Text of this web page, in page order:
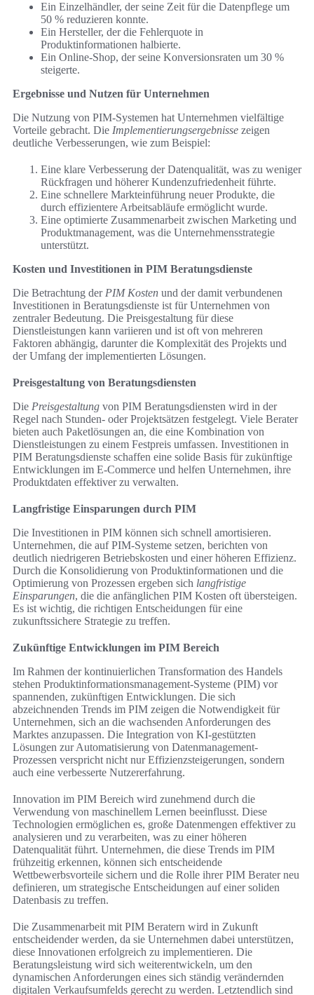
Ein Einzelhändler, der seine Zeit für die Datenpflege um
50 % reduzieren konnte.
Ein Hersteller, der die Fehlerquote in
Produktinformationen halbierte.
Ein Online-Shop, der seine Konversionsraten um 30 %
steigerte.
Ergebnisse und Nutzen für Unternehmen
Die Nutzung von PIM-Systemen hat Unternehmen vielfältige
Vorteile gebracht. Die Implementierungsergebnisse zeigen
deutliche Verbesserungen, wie zum Beispiel:
Eine klare Verbesserung der Datenqualität, was zu weniger
Rückfragen und höherer Kundenzufriedenheit führte.
Eine schnellere Markteinführung neuer Produkte, die
durch effizientere Arbeitsabläufe ermöglicht wurde.
Eine optimierte Zusammenarbeit zwischen Marketing und
Produktmanagement, was die Unternehmensstrategie
unterstützt.
Kosten und Investitionen in PIM Beratungsdienste
Die Betrachtung der PIM Kosten und der damit verbundenen
Investitionen in Beratungsdienste ist für Unternehmen von
zentraler Bedeutung. Die Preisgestaltung für diese
Dienstleistungen kann variieren und ist oft von mehreren
Faktoren abhängig, darunter die Komplexität des Projekts und
der Umfang der implementierten Lösungen.
Preisgestaltung von Beratungsdiensten
Die Preisgestaltung von PIM Beratungsdiensten wird in der
Regel nach Stunden- oder Projektsätzen festgelegt. Viele Berater
bieten auch Paketlösungen an, die eine Kombination von
Dienstleistungen zu einem Festpreis umfassen. Investitionen in
PIM Beratungsdienste schaffen eine solide Basis für zukünftige
Entwicklungen im E-Commerce und helfen Unternehmen, ihre
Produktdaten effektiver zu verwalten.
Langfristige Einsparungen durch PIM
Die Investitionen in PIM können sich schnell amortisieren.
Unternehmen, die auf PIM-Systeme setzen, berichten von
deutlich niedrigeren Betriebskosten und einer höheren Effizienz.
Durch die Konsolidierung von Produktinformationen und die
Optimierung von Prozessen ergeben sich langfristige
Einsparungen, die die anfänglichen PIM Kosten oft übersteigen.
Es ist wichtig, die richtigen Entscheidungen für eine
zukunftssichere Strategie zu treffen.
Zukünftige Entwicklungen im PIM Bereich
Im Rahmen der kontinuierlichen Transformation des Handels
stehen Produktinformationsmanagement-Systeme (PIM) vor
spannenden, zukünftigen Entwicklungen. Die sich
abzeichnenden Trends im PIM zeigen die Notwendigkeit für
Unternehmen, sich an die wachsenden Anforderungen des
Marktes anzupassen. Die Integration von KI-gestützten
Lösungen zur Automatisierung von Datenmanagement-
Prozessen verspricht nicht nur Effizienzsteigerungen, sondern
auch eine verbesserte Nutzererfahrung.
Innovation im PIM Bereich wird zunehmend durch die
Verwendung von maschinellem Lernen beeinflusst. Diese
Technologien ermöglichen es, große Datenmengen effektiver zu
analysieren und zu verarbeiten, was zu einer höheren
Datenqualität führt. Unternehmen, die diese Trends im PIM
frühzeitig erkennen, können sich entscheidende
Wettbewerbsvorteile sichern und die Rolle ihrer PIM Berater neu
definieren, um strategische Entscheidungen auf einer soliden
Datenbasis zu treffen.
Die Zusammenarbeit mit PIM Beratern wird in Zukunft
entscheidender werden, da sie Unternehmen dabei unterstützen,
diese Innovationen erfolgreich zu implementieren. Die
Beratungsleistung wird sich weiterentwickeln, um den
dynamischen Anforderungen eines sich ständig verändernden
digitalen Verkaufsumfelds gerecht zu werden. Letztendlich sind